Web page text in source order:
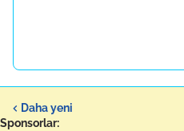
Daha yeni
Sponsorlar: